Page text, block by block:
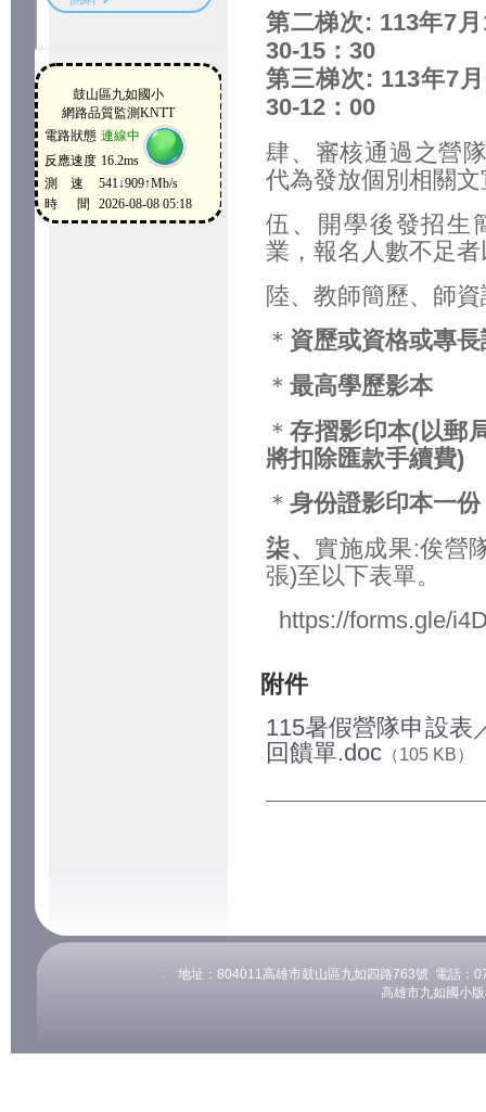
第二梯次: 113年7月
30-15 ： 30
第三梯次: 113年7月
30-12 ： 00
肆、審核通過之營
代為發放個別相關文
伍、開學後發招生
業，報名人數不足
陸、教師簡歷、師
＊ 資歷或資格或專
＊ 最高學歷影本
＊存摺影印本(以郵
將扣除匯款手續費)
＊ 身份證影印本一份
柒、實施成果:俟營
張)至以下表單。
https://forms.gle/
附件
115暑假營隊申設表
回饋單.doc （105 KB）
:::
地址：804011高雄市鼓山區九如四路763號 電話：
高雄市九如國小